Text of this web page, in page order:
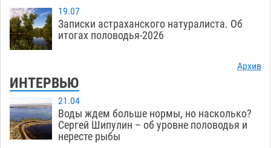
19.07
Записки астраханского натуралиста. Об
итогах половодья-2026
Архив
ИНТЕРВЬЮ
21.04
Воды ждем больше нормы, но насколько?
Сергей Шипулин – об уровне половодья и
нересте рыбы